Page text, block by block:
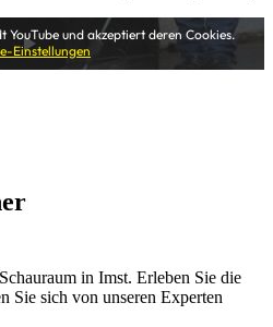
und akzeptiert deren Cookies.
Einstellungen
in Imst. Erleben Sie die
Sie sich von unseren Experten